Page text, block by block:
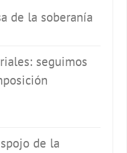
de la soberanía
seguimos
de la